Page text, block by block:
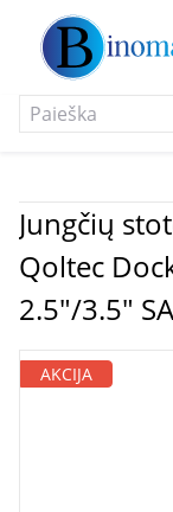
Jungčių
Qoltec
2.5"/3.5"
AKCIJA